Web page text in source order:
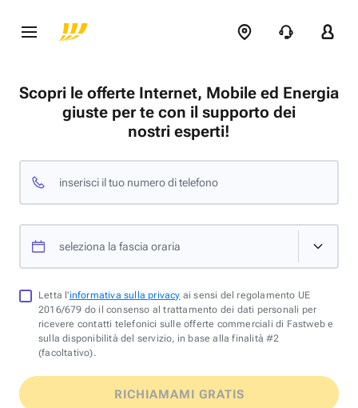
Scopri le offerte Internet, Mobile ed Energia
giuste per te con il supporto dei
nostri esperti!
inserisci il tuo numero di telefono
seleziona la fascia oraria
Letta l'informativa sulla privacy ai sensi del regolamento UE
2016/679 do il consenso al trattamento dei dati personali per
ricevere contatti telefonici sulle offerte commerciali di Fastweb e
sulla disponibilità del servizio, in base alla finalità #2
(facoltativo).
RICHIAMAMI GRATIS